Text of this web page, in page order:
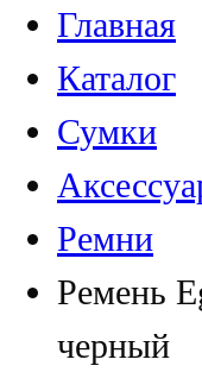
Главная
Каталог
Сумки
Ремни
Ремень
черный